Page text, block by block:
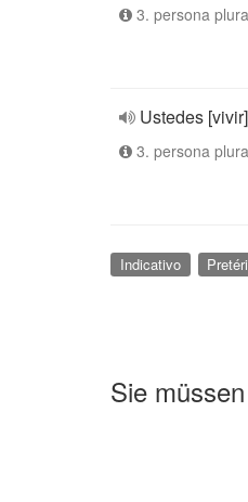
3. persona
Ustedes [vivir]
3. persona
Indicativo
Sie